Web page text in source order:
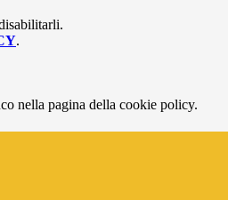
.
nella pagina della cookie policy.